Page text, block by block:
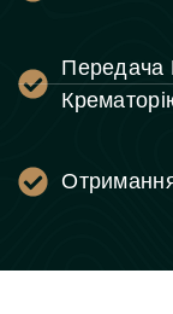
Передача